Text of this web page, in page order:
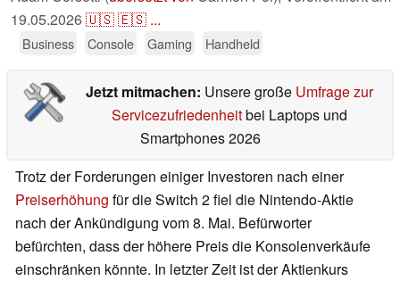
19.05.2026🇺🇸🇪🇸 ...
Business Console Gaming Handheld
Jetzt mitmachen: Unsere große Umfrage zur
Servicezufriedenheitbei Laptops und
Smartphones 2026
Trotz der Forderungen einiger Investoren nach einer
Preiserhöhung für die Switch 2 fiel die Nintendo-Aktie
nach der Ankündigung vom 8. Mai. Befürworter
befürchten, dass der höhere Preis die Konsolenverkäufe
einschränken könnte. In letzter Zeit ist der Aktienkurs